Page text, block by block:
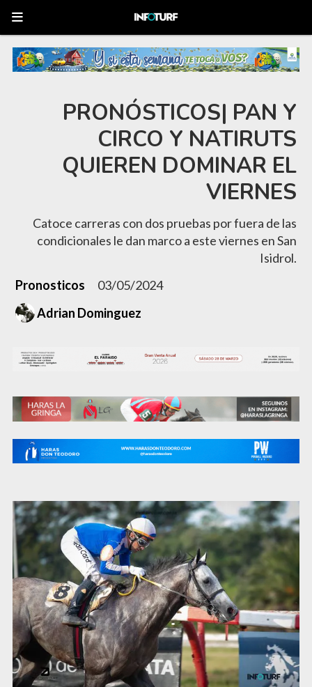
PRONÓSTICOS| PAN Y
CIRCO Y NATIRUTS
QUIEREN DOMINAR EL
VIERNES
Catoce carreras con dos pruebas por fuera de las
condicionales le dan marco a este viernes en San
Isidrol.
Pronosticos
03/05/2024
Adrian Dominguez